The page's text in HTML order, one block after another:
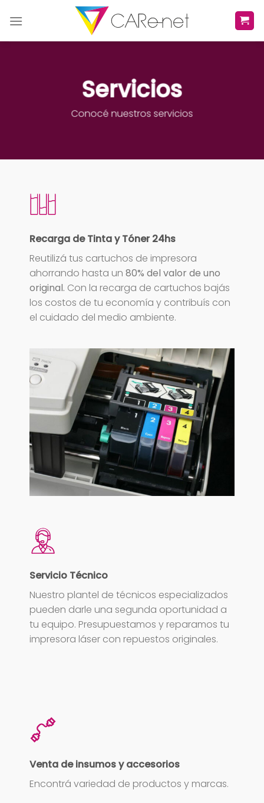
Servicios
Conocé nuestros servicios
Recarga de Tinta y Tóner 24hs
Reutilizá tus cartuchos de impresora
ahorrando hasta un 80% del valor de uno
original. Con la recarga de cartuchos bajás
los costos de tu economía y contribuís con
el cuidado del medio ambiente.
Servicio Técnico
Nuestro plantel de técnicos especializados
pueden darle una segunda oportunidad a
tu equipo. Presupuestamos y reparamos tu
impresora láser con repuestos originales.
Venta de insumos y accesorios
Encontrá variedad de productos y marcas.